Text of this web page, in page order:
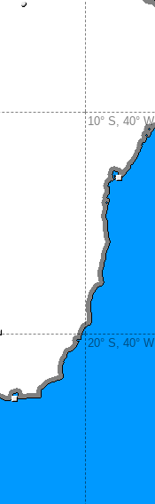
10° S, 40° W
20° S, 40° W